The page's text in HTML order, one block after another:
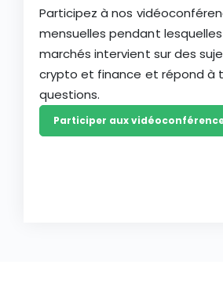
Participez à nos
mensuelles pendant
marchés intervient sur des
crypto et finance et répond à
questions.
Participer aux